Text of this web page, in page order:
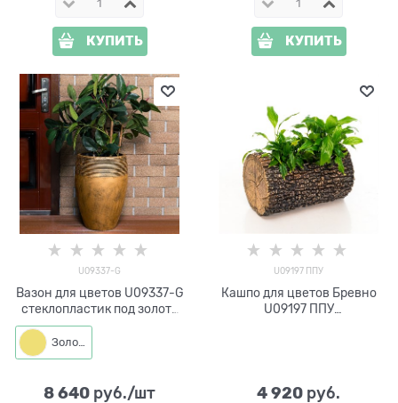
КУПИТЬ КУПИТЬ
U09337-G
Вазон для цветов U09337-G
стеклопластик под золото
h= 55см
Золото
8 640 руб./шт
U09197 ППУ
Кашпо для цветов Бревно
U09197 ППУ
4 920 руб.